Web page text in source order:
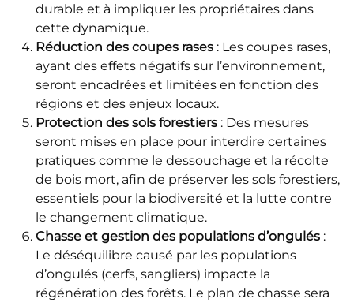
durable et à impliquer les propriétaires dans
cette dynamique.
Réduction des coupes rases : Les coupes rases,
ayant des effets négatifs sur l’environnement,
seront encadrées et limitées en fonction des
régions et des enjeux locaux.
Protection des sols forestiers : Des mesures
seront mises en place pour interdire certaines
pratiques comme le dessouchage et la récolte
de bois mort, afin de préserver les sols forestiers,
essentiels pour la biodiversité et la lutte contre
le changement climatique.
Chasse et gestion des populations d’ongulés :
Le déséquilibre causé par les populations
d’ongulés (cerfs, sangliers) impacte la
régénération des forêts. Le plan de chasse sera